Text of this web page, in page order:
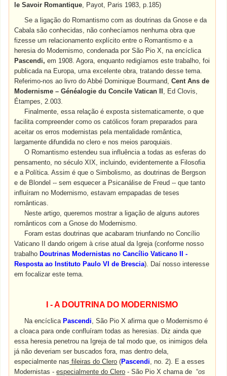
le Savoir Romantique , Payot, Paris 1983, p.185)
Se a ligação do Romantismo com as doutrinas da Gnose e da
Cabala são conhecidas, não conhecíamos nenhuma obra que
fizesse um relacionamento explícito entre o Romantismo e a
heresia do Modernismo, condenada por São Pio X, na encíclica
Pascendi,em 1908. Agora, enquanto redigíamos este trabalho, foi
publicada na Europa, uma excelente obra, tratando desse tema.
Referimo-nos ao livro do Abbé Dominique Bourmand,Cent Ans de
Modernisme – Généalogie du Concile Vatican II , Ed Clovis,
Étampes, 2.003.
Finalmente, essa relação é exposta sistematicamente, o que
facilita compreender como os católicos foram preparados para
aceitar os erros modernistas pela mentalidade romântica,
largamente difundida no clero e nos meios paroquiais.
O Romantismo estendeu sua influência a todas as esferas do
pensamento, no século XIX, incluindo, evidentemente a Filosofia
e a Política. Assim é que o Simbolismo, as doutrinas de Bergson
e de Blondel -- sem esquecer a Psicanálise de Freud -- que tanto
influíram no Modernismo, estavam empapadas de teses
românticas.
Neste artigo, queremos mostrar a ligação de alguns autores
românticos com a Gnose do Modernismo.
Foram estas doutrinas que acabaram triunfando no Concílio
Vaticano II dando origem à crise atual da Igreja (conforme nosso
trabalhoDoutrinas Modernistas no Cancílio Vaticano II -
Resposta ao Instituto Paulo VI de Brescia). Daí nosso interesse
em focalizar este tema.
I -A DOUTRINA DO MODERNISMO
Na encíclicaPascendi , São Pio X afirma que o Modernismo é
a cloaca para onde confluíram todas as heresias. Diz ainda que
essa heresia penetrou na Igreja de tal modo que, os inimigos dela
já não deveriam ser buscados fora, mas dentro dela,
especialmente nas fileiras do Clero (Pascendi , no. 2). E a esses
Modernistas -especialmente do Clero - São Pio X chama de “os